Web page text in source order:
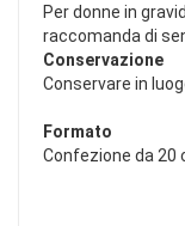
Per donne in
raccomanda di
Conservazione
Conservare in
Formato
Confezione da 20